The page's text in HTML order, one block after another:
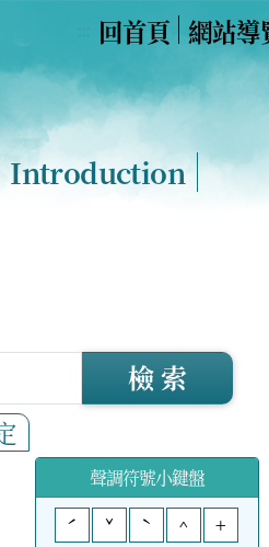
回首頁 網站導
Introduction
檢 索
聲調符號小鍵盤
ˊ
ˇ ˋ ^ +